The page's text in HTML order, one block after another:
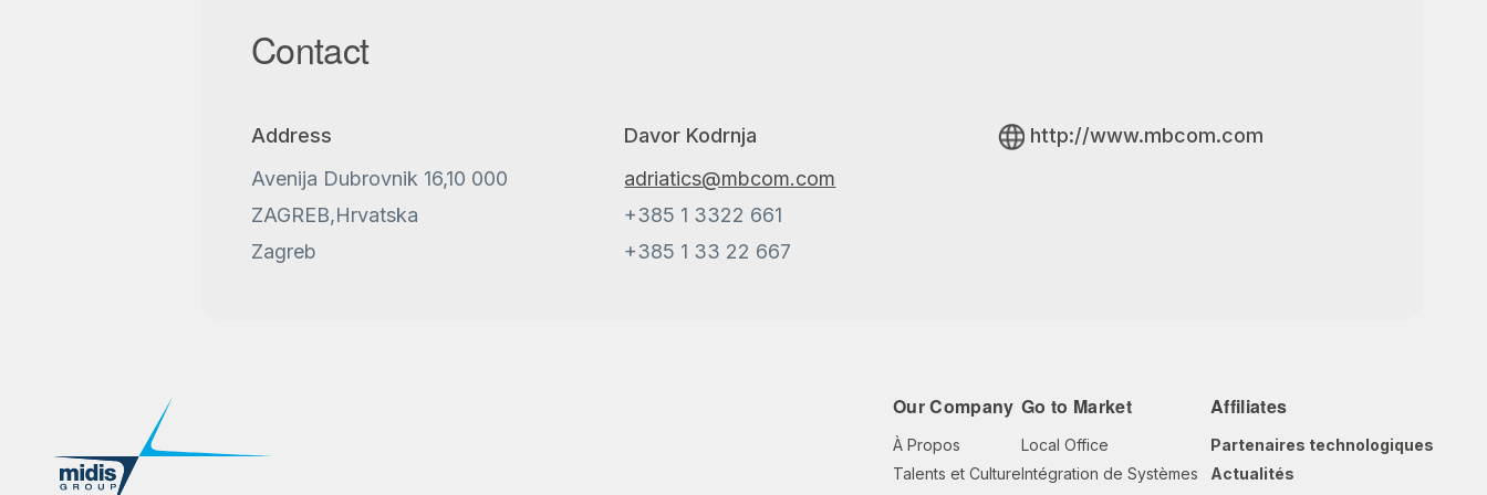
Contact
Address
Avenija Dubrovnik 16,10 000
ZAGREB,Hrvatska
Zagreb
Davor Kodrnja
adriatics@mbcom.com
+385 1 3322 661
+385 1 33 22 667
http://www.mbcom.com
Our Company
À Propos
Talents et Culture
Go to Market
Local Office
Intégration de Systèmes
Affiliates
Partenaires technologiques
Actualités